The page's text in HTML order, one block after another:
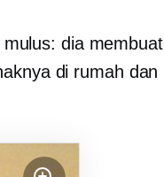
dia membuat
di rumah dan